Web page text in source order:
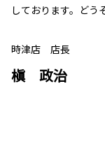
しております。どう
時津店 店長
槇 政治